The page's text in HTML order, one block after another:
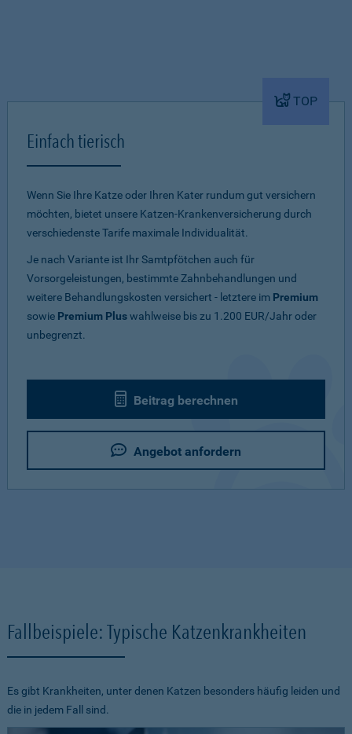
TOP
Einfach tierisch
Wenn Sie Ihre Katze oder Ihren Kater rundum gut versichern
möchten, bietet unsere Katzen-Krankenversicherung durch
verschiedenste Tarife maximale Individualität.
Je nach Variante ist Ihr Samtpfötchen auch für
Vorsorgeleistungen, bestimmte Zahnbehandlungen und
weitere Behandlungskosten versichert - letztere im Premium
sowie Premium Pluswahlweise bis zu 1.200 EUR/Jahr oder
unbegrenzt.
Beitrag berechnen
Angebot anfordern
Fallbeispiele: Typische Katzenkrankheiten
Es gibt Krankheiten, unter denen Katzen besonders häufig leiden und
die in jedem Fall sind.